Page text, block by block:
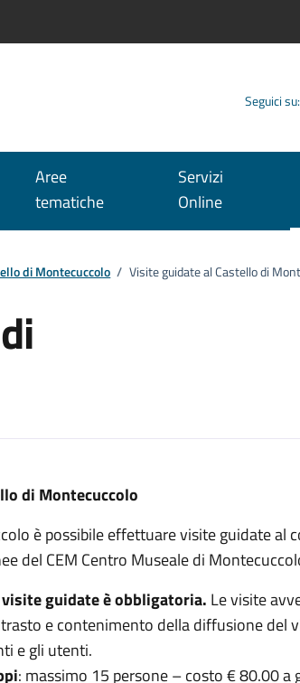
Seguici su:
Aree
tematiche
Servizi
Online
di Montecuccolo / Visite guidate al Castello di
di Montecuccolo
è possibile effettuare visite guidate al
del CEM Centro Museale di
guidate è obbligatoria. Le visite
e contenimento della diffusione del
e gli utenti.
: massimo 15 persone – costo € 80.00 a